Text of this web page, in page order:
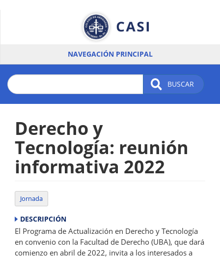
NAVEGACIÓN PRINCIPAL
BUSCAR
Derecho y
Tecnología: reunión
informativa 2022
Jornada
DESCRIPCIÓN
El Programa de Actualización en Derecho y Tecnología
en convenio con la Facultad de Derecho (UBA), que dará
comienzo en abril de 2022, invita a los interesados a